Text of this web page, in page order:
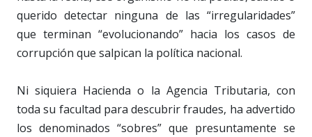
querido detectar ninguna de las “irregularidades”
que terminan “evolucionando” hacia los casos de
corrupción que salpican la política nacional.
Ni siquiera Hacienda o la Agencia Tributaria, con
toda su facultad para descubrir fraudes, ha advertido
los denominados “sobres” que presuntamente se